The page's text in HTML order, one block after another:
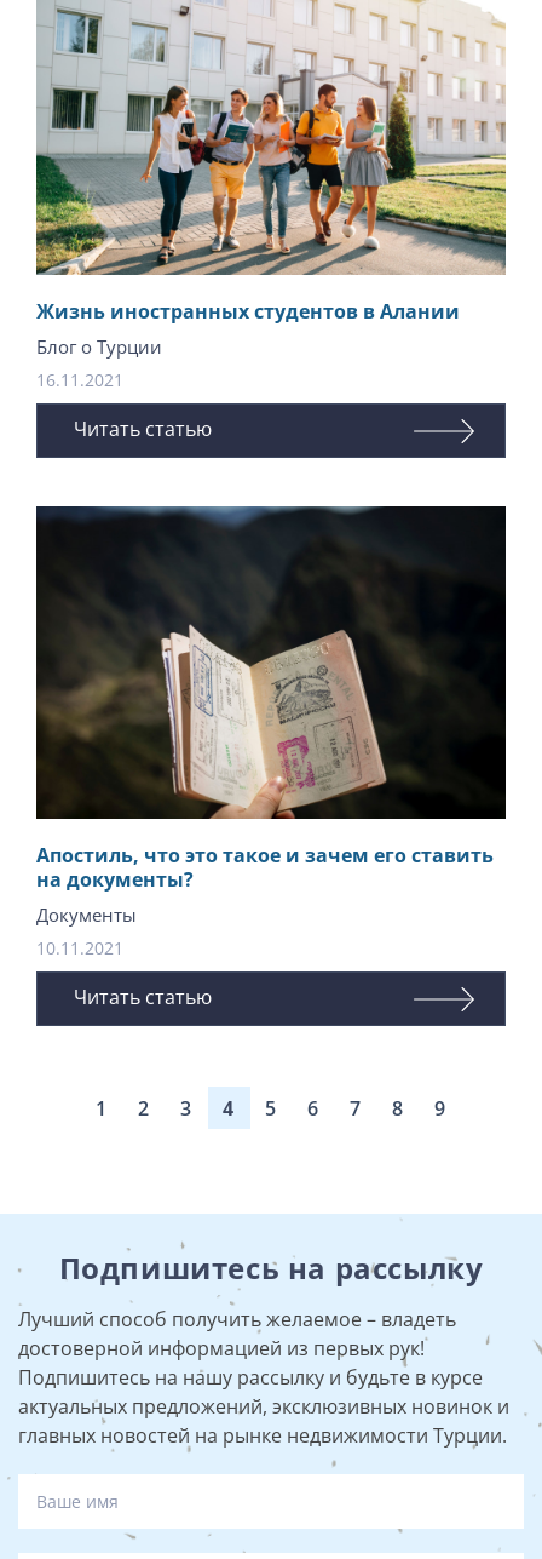
Жизнь иностранных студентов в Алании
Блог о Турции
16.11.2021
Читать статью
Апостиль, что это такое и зачем его ставить
на документы?
Документы
10.11.2021
Читать статью
1 2 3 4 5 6 7 8 9
Подпишитесь на рассылку
Лучший способ получить желаемое – владеть
достоверной информацией из первых рук!
Подпишитесь на нашу рассылку и будьте в курсе
актуальных предложений, эксклюзивных новинок и
главных новостей на рынке недвижимости Турции.